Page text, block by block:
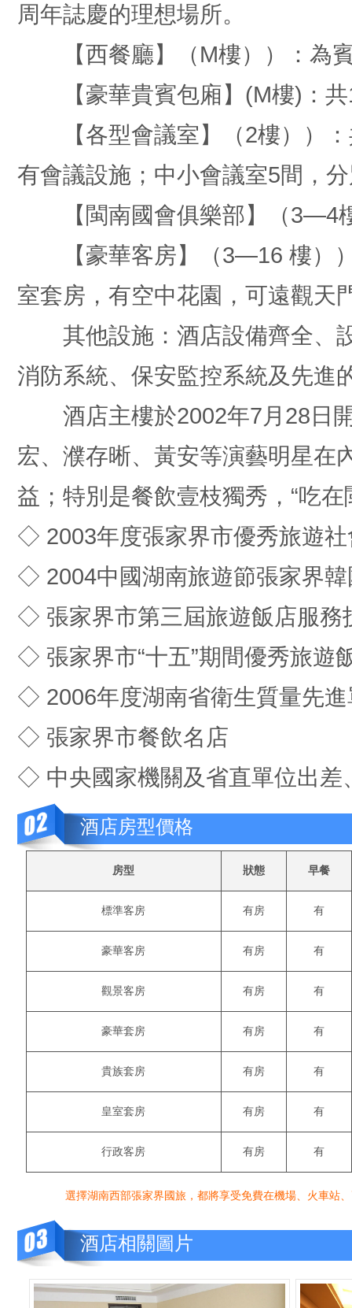
周年誌慶的理想場所。
【西餐廳】（M樓））：為賓
【豪華貴賓包廂】(M樓)：共
【各型會議室】（2樓））：
有會議設施；中小會議室5間，
【閩南國會俱樂部】（3—4樓
【豪華客房】（3—16 樓））
室套房，有空中花園，可遠觀天
其他設施：酒店設備齊全、設
消防系統、保安監控系統及先進
酒店主樓於2002年7月28日開
宏、濮存晰、黃安等演藝明星在
益；特別是餐飲壹枝獨秀，“吃
◇ 2003年度張家界市優秀旅遊社
◇ 2004中國湖南旅遊節張家界
◇ 張家界市第三屆旅遊飯店服務
◇ 張家界市“十五”期間優秀旅遊
◇ 2006年度湖南省衛生質量先進
◇ 張家界市餐飲名店
◇ 中央國家機關及省直單位出差
酒店房型價格
房型 狀態 早餐
標準客房 有房 有
豪華客房 有房 有
觀景客房 有房 有
豪華套房 有房 有
貴族套房 有房 有
皇室套房 有房 有
行政客房 有房 有
選擇湖南西部張家界國旅，都將享受免費在機場、火車站
酒店相關圖片